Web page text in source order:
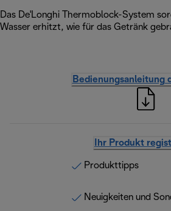
Das De'Longhi Thermoblock-System
Wasser erhitzt, wie für das Getränk
Bedienungsanleitung
Ihr Produkt
Produkttipps
Neuigkeiten und